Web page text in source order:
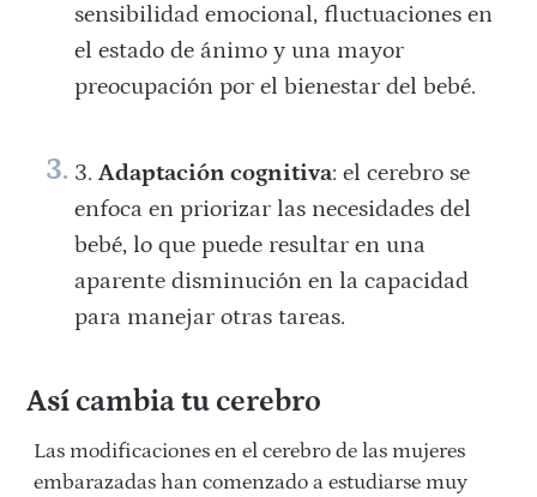
sensibilidad emocional, fluctuaciones en
el estado de ánimo y una mayor
preocupación por el bienestar del bebé.
Adaptación cognitiva: el cerebro se
enfoca en priorizar las necesidades del
bebé, lo que puede resultar en una
aparente disminución en la capacidad
para manejar otras tareas.
Así cambia tu cerebro
Las modificaciones en el cerebro de las mujeres
embarazadas han comenzado a estudiarse muy